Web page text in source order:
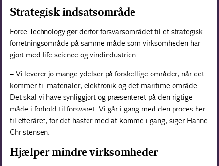
Strategisk indsatsområde
Force Technology gør derfor forsvarsområdet til et strategisk
forretningsområde på samme måde som virksomheden har
gjort med life science og vindindustrien.
– Vi leverer jo mange ydelser på forskellige områder, når det
kommer til materialer, elektronik og det maritime område.
Det skal vi have synliggjort og præsenteret på den rigtige
måde i forhold til forsvaret. Vi går i gang med den proces her
til efteråret, for det haster med at komme i gang, siger Hanne
Christensen.
Hjælper mindre virksomheder